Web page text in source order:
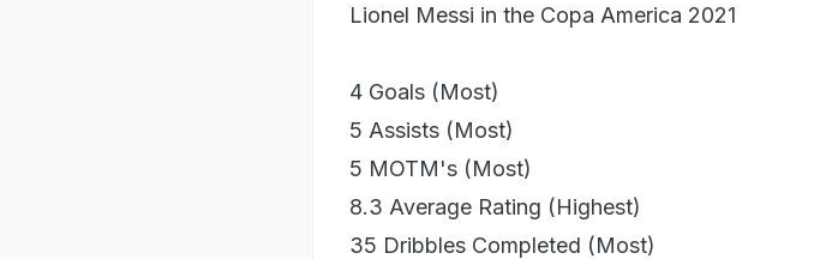
Lionel Messi in the Copa America 2021
4 Goals (Most)
5 Assists (Most)
5 MOTM's (Most)
8.3 Average Rating (Highest)
35 Dribbles Completed (Most)